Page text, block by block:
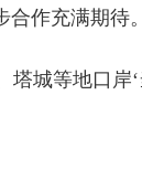
作充满期待。
城等地口